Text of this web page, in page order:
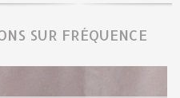
SUR FRÉQUENCE